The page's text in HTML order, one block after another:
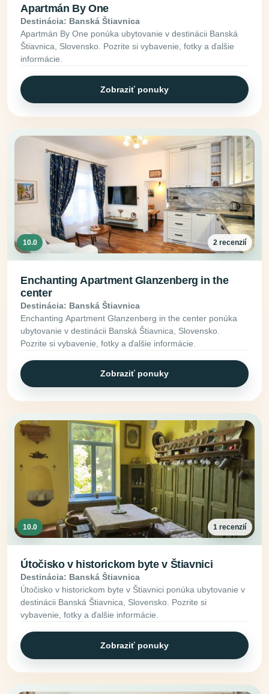
Apartmán By One
Destinácia: Banská Štiavnica
Apartmán By One ponúka ubytovanie v destinácii Banská
Štiavnica, Slovensko. Pozrite si vybavenie, fotky a ďalšie
informácie.
Zobraziť ponuky
10.0 2 recenzií
Enchanting Apartment Glanzenberg in the
center
Destinácia: Banská Štiavnica
Enchanting Apartment Glanzenberg in the center ponúka
ubytovanie v destinácii Banská Štiavnica, Slovensko.
Pozrite si vybavenie, fotky a ďalšie informácie.
Zobraziť ponuky
10.0 1 recenzií
Útočisko v historickom byte v Štiavnici
Destinácia: Banská Štiavnica
Útočisko v historickom byte v Štiavnici ponúka ubytovanie v
destinácii Banská Štiavnica, Slovensko. Pozrite si
vybavenie, fotky a ďalšie informácie.
Zobraziť ponuky